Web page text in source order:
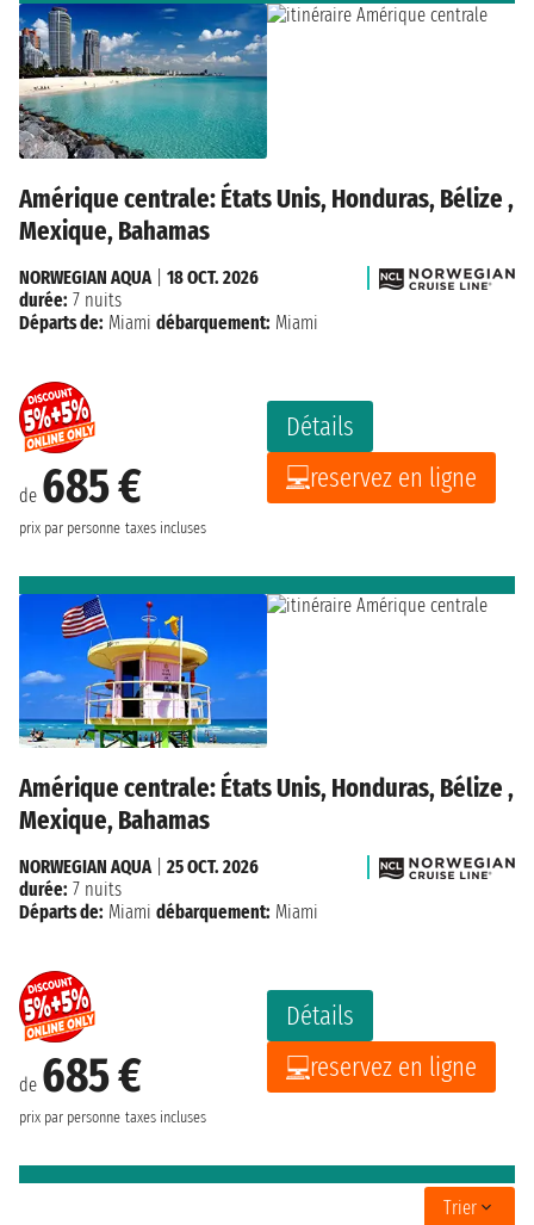
Amérique centrale: États Unis, Honduras, Bélize ,
Mexique, Bahamas
de 685 €
prix par personne taxes incluses
Détails
reservez en ligne
NORWEGIAN AQUA| 18 OCT. 2026
durée: 7 nuits
Départs de: Miami débarquement: Miami
Amérique centrale: États Unis, Honduras, Bélize ,
Mexique, Bahamas
de 685 €
prix par personne taxes incluses
Détails
reservez en ligne
NORWEGIAN AQUA| 25 OCT. 2026
durée: 7 nuits
Départs de: Miami débarquement: Miami
Trier